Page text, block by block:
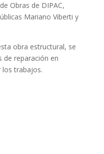
Obras de DIPAC,
Mariano Viberti y
obra estructural, se
de reparación en
los trabajos.